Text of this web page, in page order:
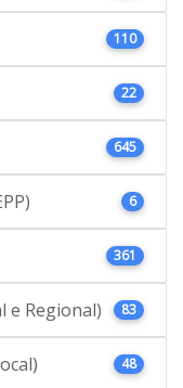
110
22
645
6
361
e Regional) 83
48